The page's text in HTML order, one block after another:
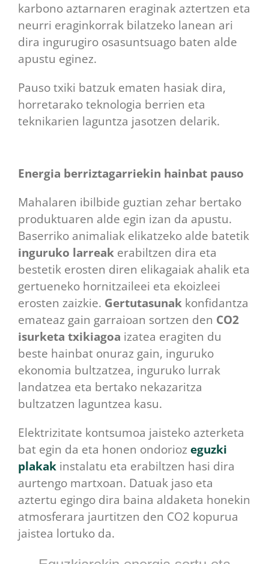
karbono aztarnaren eraginak aztertzen eta
neurri eraginkorrak bilatzeko lanean ari
dira ingurugiro osasuntsuago baten alde
apustu eginez.
Pauso txiki batzuk ematen hasiak dira,
horretarako teknologia berrien eta
teknikarien laguntza jasotzen delarik.
Energia berriztagarriekin hainbat pauso
Mahalaren ibilbide guztian zehar bertako
produktuaren alde egin izan da apustu.
Baserriko animaliak elikatzeko alde batetik
inguruko larreak erabiltzen dira eta
bestetik erosten diren elikagaiak ahalik eta
gertueneko hornitzaileei eta ekoizleei
erosten zaizkie. Gertutasunak konfidantza
emateaz gain garraioan sortzen den CO2
isurketa txikiagoa izatea eragiten du
beste hainbat onuraz gain, inguruko
ekonomia bultzatzea, inguruko lurrak
landatzea eta bertako nekazaritza
bultzatzen laguntzea kasu.
Elektrizitate kontsumoa jaisteko azterketa
bat egin da eta honen ondorioz eguzki
plakak instalatu eta erabiltzen hasi dira
aurtengo martxoan. Datuak jaso eta
aztertu egingo dira baina aldaketa honekin
atmosferara jaurtitzen den CO2 kopurua
jaistea lortuko da.